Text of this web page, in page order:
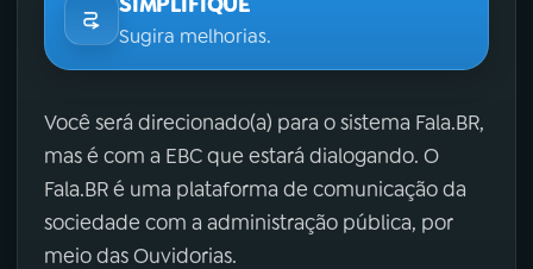
Sugira melhorias.
Você será direcionado(a) para o sistema Fala.BR,
mas é com a EBC que estará dialogando. O
Fala.BR é uma plataforma de comunicação da
sociedade com a administração pública, por
meio das Ouvidorias.